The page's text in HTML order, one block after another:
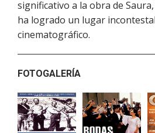
significativo a la obra de
ha logrado un lugar
cinematográfico.
FOTOGALERÍA